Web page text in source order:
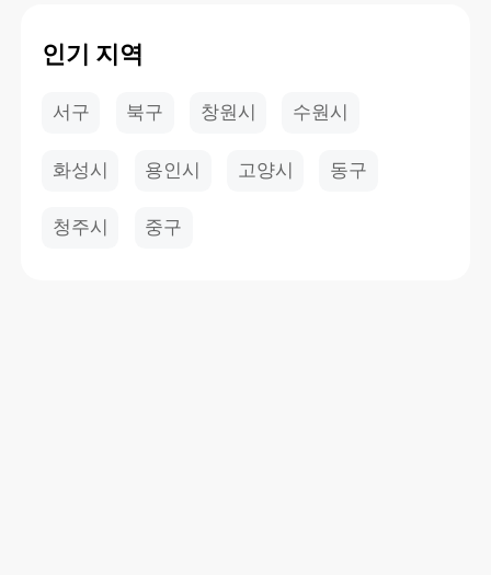
인기 지역
서구 북구 창원시 수원시
화성시 용인시 고양시 동구
청주시 중구